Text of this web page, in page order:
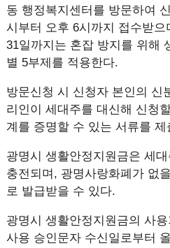
동 행정복지센터를 방문하여
시부터 오후 6시까지 접수받
31일까지는 혼잡 방지를 위해
별 5부제를 적용한다.
방문신청 시 신청자 본인의 신
리인이 세대주를 대신해 신청
계를 증명할 수 있는 서류를 제
광명시 생활안정지원금은 세
충전되며, 광명사랑화폐가 없
로 발급받을 수 있다.
광명시 생활안정지원금의 사
사용 승인문자 수신일로부터